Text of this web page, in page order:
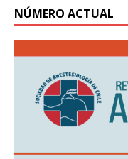
NÚMERO ACTUAL